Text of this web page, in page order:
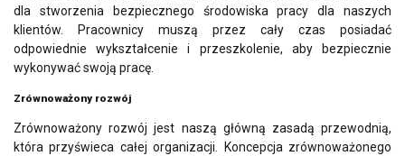
dla stworzenia bezpiecznego środowiska pracy dla naszych
klientów. Pracownicy muszą przez cały czas posiadać
odpowiednie wykształcenie i przeszkolenie, aby bezpiecznie
wykonywać swoją pracę.
Zrównoważony rozwój
Zrównoważony rozwój jest naszą główną zasadą przewodnią,
która przyświeca całej organizacji. Koncepcja zrównoważonego